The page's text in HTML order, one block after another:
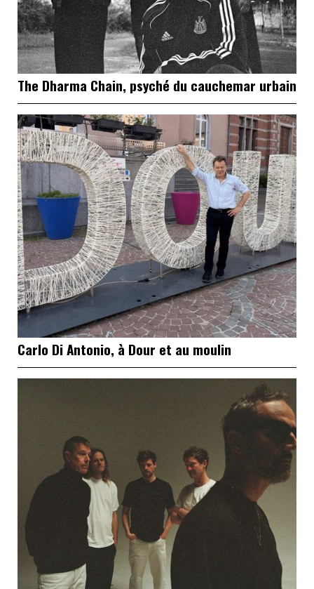
The Dharma Chain, psyché du cauchemar urbain
Carlo Di Antonio, à Dour et au moulin